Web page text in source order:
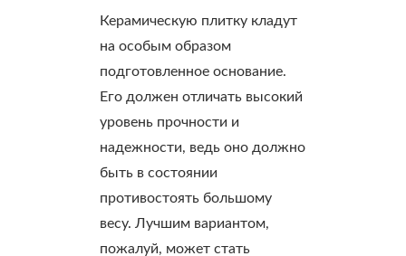
Керамическую плитку кладут
на особым образом
подготовленное основание.
Его должен отличать высокий
уровень прочности и
надежности, ведь оно должно
быть в состоянии
противостоять большому
весу. Лучшим вариантом,
пожалуй, может стать